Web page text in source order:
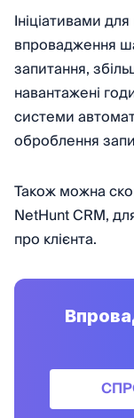
Ініціативами
впровадження
запитання,
навантажені
системи
оброблення
Також можна
NetHunt CRM,
про клієнта.